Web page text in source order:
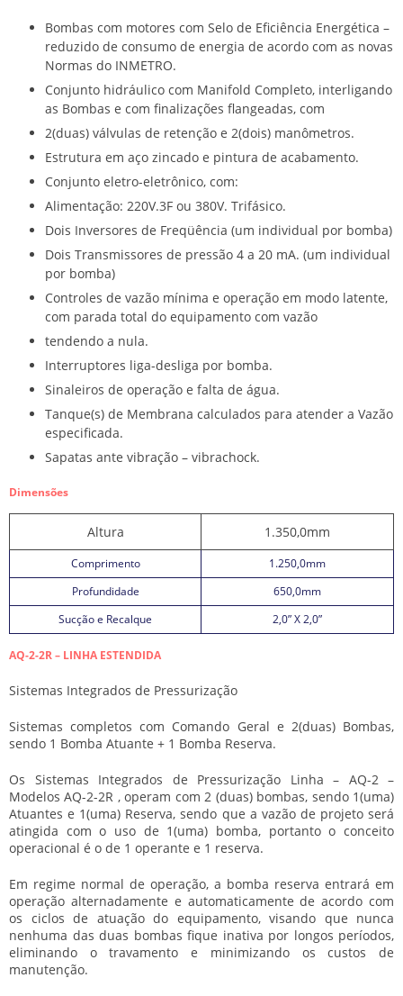
Bombas com motores com Selo de Eficiência Energética –
reduzido de consumo de energia de acordo com as novas
Normas do INMETRO.
Conjunto hidráulico com Manifold Completo, interligando
as Bombas e com finalizações flangeadas, com
2(duas) válvulas de retenção e 2(dois) manômetros.
Estrutura em aço zincado e pintura de acabamento.
Conjunto eletro-eletrônico, com:
Alimentação: 220V.3F ou 380V. Trifásico.
Dois Inversores de Freqüência (um individual por bomba)
Dois Transmissores de pressão 4 a 20 mA. (um individual
por bomba)
Controles de vazão mínima e operação em modo latente,
com parada total do equipamento com vazão
tendendo a nula.
Interruptores liga-desliga por bomba.
Sinaleiros de operação e falta de água.
Tanque(s) de Membrana calculados para atender a Vazão
especificada.
Sapatas ante vibração – vibrachock.
Dimensões
Altura 1.350,0mm
Comprimento
1.250,0mm
Profundidade
650,0mm
Sucção e Recalque
2,0” X 2,0”
AQ-2-2R – LINHA ESTENDIDA
Sistemas Integrados de Pressurização
Sistemas completos com Comando Geral e 2(duas) Bombas,
sendo 1 Bomba Atuante + 1 Bomba Reserva.
Os Sistemas Integrados de Pressurização Linha – AQ-2 –
Modelos AQ-2-2R , operam com 2 (duas) bombas, sendo 1(uma)
Atuantes e 1(uma) Reserva, sendo que a vazão de projeto será
atingida com o uso de 1(uma) bomba, portanto o conceito
operacional é o de 1 operante e 1 reserva.
Em regime normal de operação, a bomba reserva entrará em
operação alternadamente e automaticamente de acordo com
os ciclos de atuação do equipamento, visando que nunca
nenhuma das duas bombas fique inativa por longos períodos,
eliminando o travamento e minimizando os custos de
manutenção.